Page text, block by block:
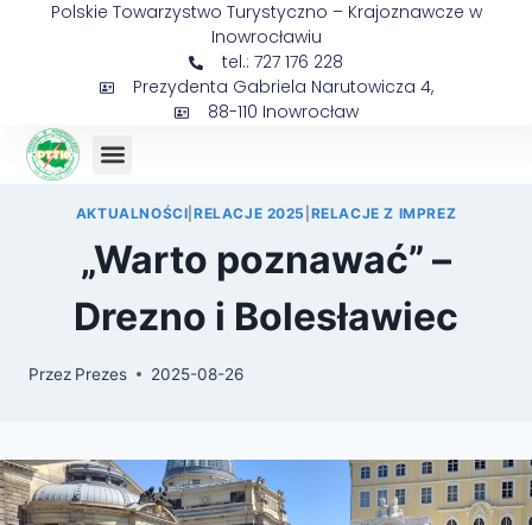
Polskie Towarzystwo Turystyczno – Krajoznawcze w
Inowrocławiu
tel.: 727 176 228
Prezydenta Gabriela Narutowicza 4,
88-110 Inowrocław
AKTUALNOŚCI RELACJE 2025 RELACJE Z IMPREZ
„Warto poznawać” –
Drezno i Bolesławiec
Przez Prezes 2025-08-26